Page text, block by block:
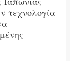
τεχνολογία